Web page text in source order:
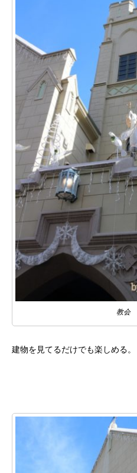
教会
建物を見てるだけでも楽しめる。